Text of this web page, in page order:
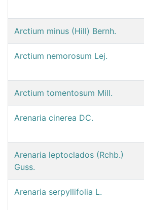
Arctium minus (Hill) Bernh.
Arctium nemorosum Lej.
Arctium tomentosum Mill.
Arenaria cinerea DC.
Arenaria leptoclados (Rchb.)
Guss.
Arenaria serpyllifolia L.